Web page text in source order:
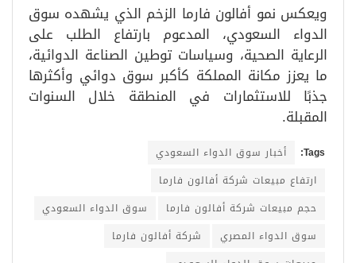
ويعكس نمو أفالون فارما الزخم الذي يشهده سوق
الدواء السعودي، المدعوم بارتفاع الطلب على
الرعاية الصحية، وسياسات توطين الصناعة الدوائية،
ما يعزز مكانة المملكة كأكبر سوق دوائي وأكثرها
جذبًا للاستثمارات في المنطقة خلال السنوات
المقبلة.
Tags:
أخبار سوق الدواء السعودي
ارتفاع مبيعات شركة أفالون فارما
حجم مبيعات شركة أفالون فارما
سوق الدواء السعودي
سوق الدواء المصري
شركة أفالون فارما